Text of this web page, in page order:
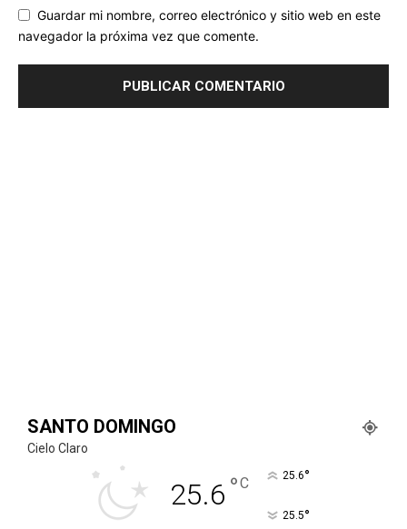
Guardar mi nombre, correo electrónico y sitio web en este
navegador la próxima vez que comente.
SANTO DOMINGO
Cielo Claro
25.6 °C 25.6°
25.5°